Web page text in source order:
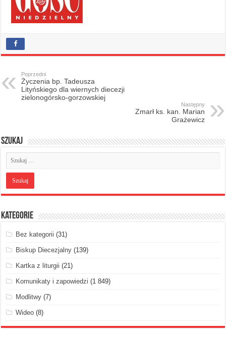
Poprzedni
Życzenia bp. Tadeusza
Lityńskiego dla wiernych diecezji
zielonogórsko-gorzowskiej
Następny
Zmarł ks. kan. Marian
Grażewicz
Szukaj
Kategorie
Bez kategorii (31)
Biskup Diecezjalny (139)
Kartka z liturgii (21)
Komunikaty i zapowiedzi (1 849)
Modlitwy (7)
Wideo (8)